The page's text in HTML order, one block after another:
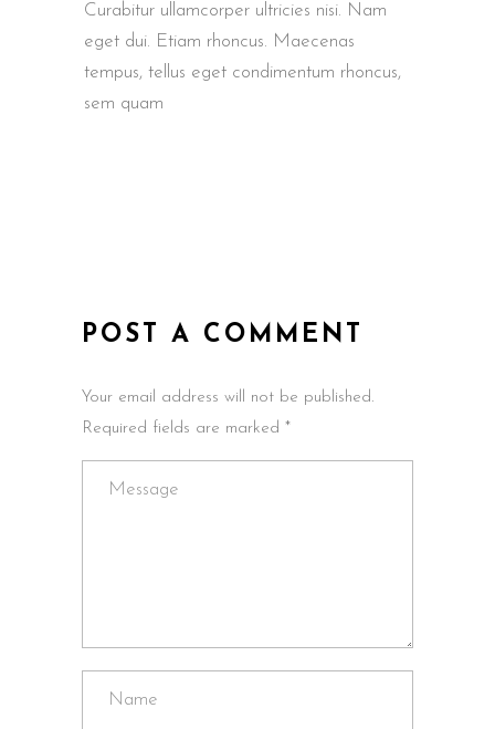
Curabitur ullamcorper ultricies nisi. Nam
eget dui. Etiam rhoncus. Maecenas
tempus, tellus eget condimentum rhoncus,
sem quam
POST A COMMENT
Your email address will not be published.
Required fields are marked *